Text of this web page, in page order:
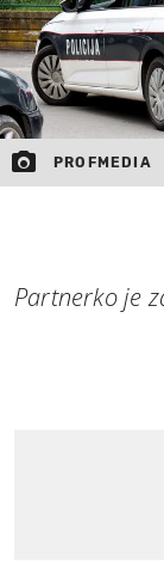
PROFMEDIA
Partnerko je